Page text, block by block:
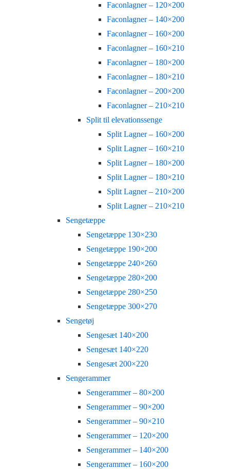
Faconlagner – 120×200
Faconlagner – 140×200
Faconlagner – 160×200
Faconlagner – 160×210
Faconlagner – 180×200
Faconlagner – 180×210
Faconlagner – 200×200
Faconlagner – 210×210
Split til elevationssenge
Split Lagner – 160×200
Split Lagner – 160×210
Split Lagner – 180×200
Split Lagner – 180×210
Split Lagner – 210×200
Split Lagner – 210×210
Sengetæppe
Sengetæppe 130×230
Sengetæppe 190×200
Sengetæppe 240×260
Sengetæppe 280×200
Sengetæppe 280×250
Sengetæppe 300×270
Sengetøj
Sengesæt 140×200
Sengesæt 140×220
Sengesæt 200×220
Sengerammer
Sengerammer – 80×200
Sengerammer – 90×200
Sengerammer – 90×210
Sengerammer – 120×200
Sengerammer – 140×200
Sengerammer – 160×200